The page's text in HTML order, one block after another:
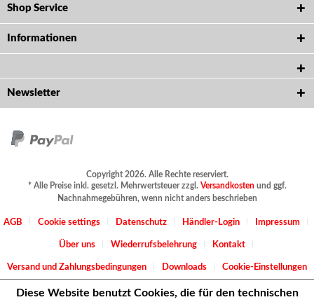
Shop Service
Informationen
Newsletter
Copyright 2026. Alle Rechte reserviert.
* Alle Preise inkl. gesetzl. Mehrwertsteuer zzgl. Versandkostenund ggf.
Nachnahmegebühren, wenn nicht anders beschrieben
AGB Cookie settings Datenschutz Händler-Login Impressum
Über uns Wiederrufsbelehrung Kontakt
Versand und Zahlungsbedingungen Downloads Cookie-Einstellungen
Diese Website benutzt Cookies, die für den technischen